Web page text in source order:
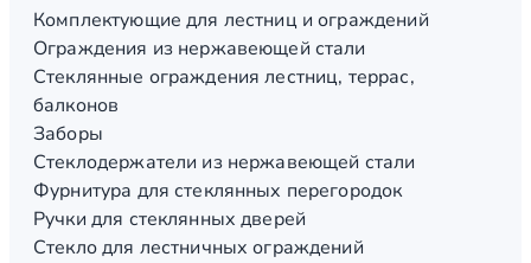
Комплектующие для лестниц и ограждений
Ограждения из нержавеющей стали
Стеклянные ограждения лестниц, террас,
балконов
Заборы
Стеклодержатели из нержавеющей стали
Фурнитура для стеклянных перегородок
Ручки для стеклянных дверей
Стекло для лестничных ограждений